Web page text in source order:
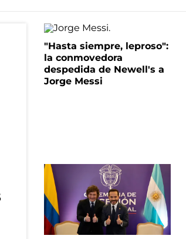
"Hasta siempre, leproso":
la conmovedora
despedida de Newell's a
Jorge Messi